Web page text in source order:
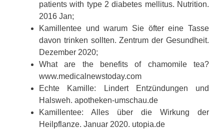
patients with type 2 diabetes mellitus. Nutrition.
2016 Jan;
Kamillentee und warum Sie öfter eine Tasse
davon trinken sollten. Zentrum der Gesundheit.
Dezember 2020;
What are the benefits of chamomile tea?
www.medicalnewstoday.com
Echte Kamille: Lindert Entzündungen und
Halsweh. apotheken-umschau.de
Kamillentee: Alles über die Wirkung der
Heilpflanze. Januar 2020. utopia.de